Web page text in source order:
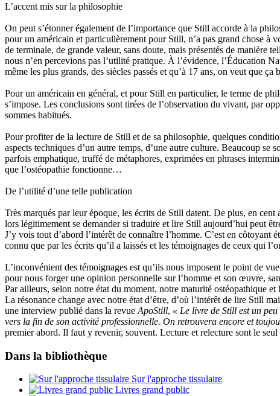
L’accent mis sur la philosophie
On peut s’étonner également de l’importance que Still accorde à la
pour un américain et particulièrement pour Still, n’a pas grand chose à
de terminale, de grande valeur, sans doute, mais présentés de manière
nous n’en percevions pas l’utilité pratique. À l’évidence, l’Éducation
même les plus grands, des siècles passés et qu’à 17 ans, on veut que
Pour un américain en général, et pour Still en particulier, le terme de
s’impose. Les conclusions sont tirées de l’observation du vivant, par
sommes habitués.
Pour profiter de la lecture de Still et de sa philosophie, quelques
aspects techniques d’un autre temps, d’une autre culture. Beaucoup se
parfois emphatique, truffé de métaphores, exprimées en phrases
que l’ostéopathie fonctionne…
De l’utilité d’une telle publication
Très marqués par leur époque, les écrits de Still datent. De plus, en
lors légitimement se demander si traduire et lire Still aujourd’hui peut
J’y vois tout d’abord l’intérêt de connaître l’homme. C’est en
connu que par les écrits qu’il a laissés et les témoignages de ceux qui
L’inconvénient des témoignages est qu’ils nous imposent le point de
pour nous forger une opinion personnelle sur l’homme et son œuvre,
Par ailleurs, selon notre état du moment, notre maturité ostéopathique
La résonance change avec notre état d’être, d’où l’intérêt de lire Still
une interview publié dans la revue ApoStill, « Le livre de Still est un
vers la fin de son activité professionnelle. On retrouvera encore et
premier abord. Il faut y revenir, souvent. Lecture et relecture sont le
Dans la bibliothèque
Sur l'approche tissulaire
Livres grand public